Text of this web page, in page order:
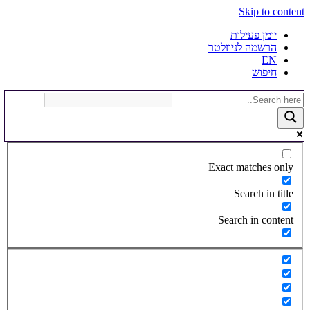
Skip to content
יומן פעילות
הרשמה לניוזלטר
EN
חיפוש
Exact matches only
Search in title
Search in content